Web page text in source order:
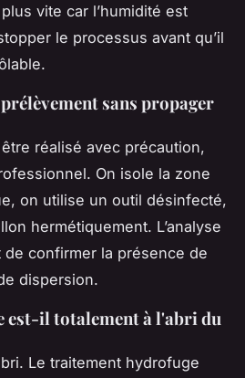
vite car l’humidité est
le processus avant qu’il
sans propager
réalisé avec précaution,
On isole la zone
on utilise un outil désinfecté,
hermétiquement. L’analyse
confirmer la présence de
dispersion.
est-il totalement à l'abri du
Le traitement hydrofuge